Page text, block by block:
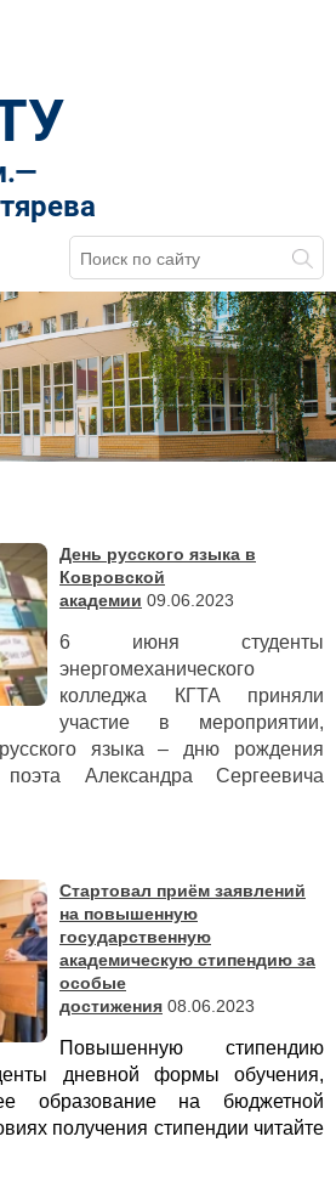
День русского языка в
Ковровской
академии 09.06.2023
6 июня студенты
энергомеханического
колледжа КГТА приняли
участие в мероприятии,
языка – дню рождения
поэта Александра Сергеевича
Стартовал приём заявлений
на повышенную
государственную
академическую стипендию за
особые
достижения 08.06.2023
Повышенную стипендию
дневной формы обучения,
образование на бюджетной
получения стипендии читайте